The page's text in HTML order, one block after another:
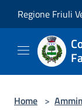
Regione Friuli
Home >